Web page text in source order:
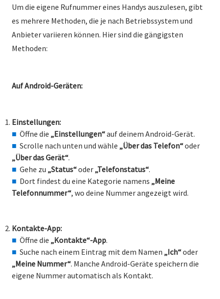
Um die eigene Rufnummer eines Handys auszulesen, gibt
es mehrere Methoden, die je nach Betriebssystem und
Anbieter variieren können. Hier sind die gängigsten
Methoden:
Auf Android-Geräten:
Einstellungen:
Öffne die „Einstellungen“auf deinem Android-Gerät.
Scrolle nach unten und wähle „Über das Telefon“oder
„Über das Gerät“.
Gehe zu „Status“oder „Telefonstatus“.
Dort findest du eine Kategorie namens „Meine
Telefonnummer“, wo deine Nummer angezeigt wird.
Kontakte-App:
Öffne die „Kontakte“-App.
Suche nach einem Eintrag mit dem Namen „Ich“oder
„Meine Nummer“. Manche Android-Geräte speichern die
eigene Nummer automatisch als Kontakt.